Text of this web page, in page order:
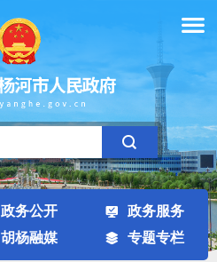
政务公开
政务服务
胡杨融媒 专题专栏